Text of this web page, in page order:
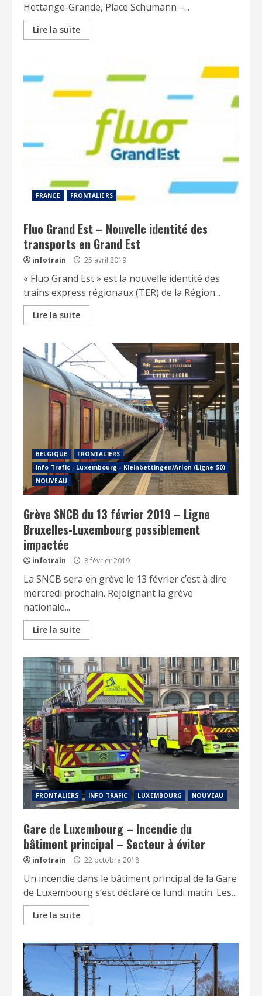
Hettange-Grande, Place Schumann –...
Lire la suite
FRANCE FRONTALIERS
Fluo Grand Est – Nouvelle identité des
transports en Grand Est
infotrain 25 avril 2019
« Fluo Grand Est » est la nouvelle identité des
trains express régionaux (TER) de la Région...
Lire la suite
BELGIQUE
FRONTALIERS
Info Trafic - Luxembourg - Kleinbettingen/Arlon (Ligne 50)
NOUVEAU
Grève SNCB du 13 février 2019 – Ligne
Bruxelles-Luxembourg possiblement
impactée
infotrain 8 février 2019
La SNCB sera en grève le 13 février c’est à dire
mercredi prochain. Rejoignant la grève
nationale...
Lire la suite
FRONTALIERS INFO TRAFIC LUXEMBOURG NOUVEAU
Gare de Luxembourg – Incendie du
bâtiment principal – Secteur à éviter
infotrain 22 octobre 2018
Un incendie dans le bâtiment principal de la Gare
de Luxembourg s’est déclaré ce lundi matin. Les...
Lire la suite